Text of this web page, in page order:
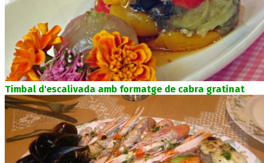
Timbal d'escalivada amb formatge de cabra gratinat